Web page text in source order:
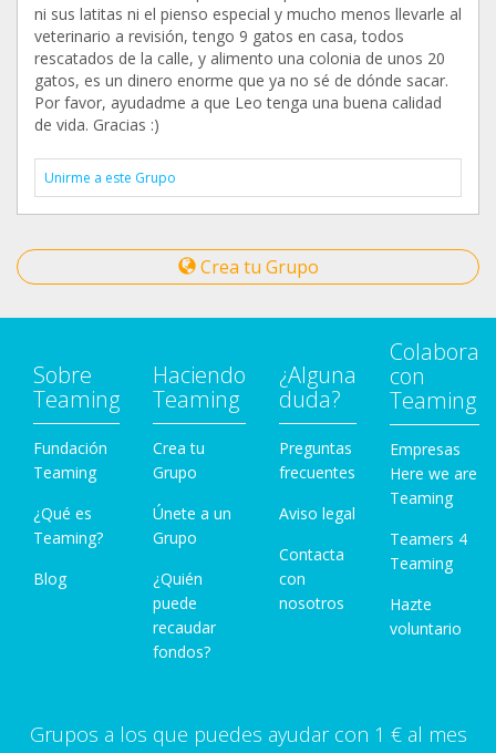
ni sus latitas ni el pienso especial y mucho menos llevarle al
veterinario a revisión, tengo 9 gatos en casa, todos
rescatados de la calle, y alimento una colonia de unos 20
gatos, es un dinero enorme que ya no sé de dónde sacar.
Por favor, ayudadme a que Leo tenga una buena calidad
de vida. Gracias :)
Unirme a este Grupo
Crea tu Grupo
Sobre
Teaming
Fundación
Teaming
¿Qué es
Teaming?
Blog
Haciendo
Teaming
Crea tu
Grupo
Únete a un
Grupo
¿Quién
puede
recaudar
fondos?
¿Alguna
duda?
Preguntas
frecuentes
Aviso legal
Contacta
con
nosotros
Colabora
con
Teaming
Empresas
Here we are
Teaming
Teamers 4
Teaming
Hazte
voluntario
Grupos a los que puedes ayudar con 1 € al mes